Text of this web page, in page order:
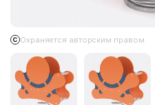
Охраняется авторским правом